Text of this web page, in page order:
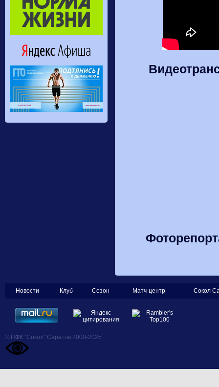
Новости Клуб Сезон Матч-центр Сокол
© ПФК "Сокол" Саратов 2000-2025